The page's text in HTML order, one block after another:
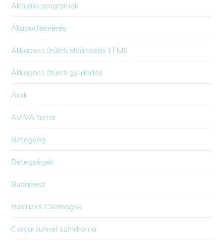
Aktuális programok
Állapotfelmérés
Állkapocs ízületi elváltozás (TMI)
Állkapocs ízületi gyulladás
Árak
AVIVA torna
Betegség
Betegségek
Budapest
Business Csomagok
Carpal tunnel szindróma